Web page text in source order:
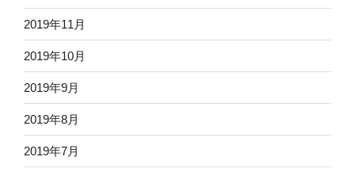
2019年11月
2019年10月
2019年9月
2019年8月
2019年7月